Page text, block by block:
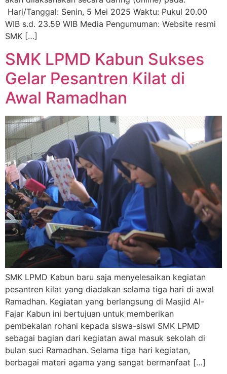
Hari/Tanggal: Senin, 5 Mei 2025 Waktu: Pukul 20.00
WIB s.d. 23.59 WIB Media Pengumuman: Website resmi
SMK […]
SMK LPMD Kabun Sukses
Gelar Pesantren Kilat di
Awal Ramadhan
SMK LPMD Kabun baru saja menyelesaikan kegiatan
pesantren kilat yang diadakan selama tiga hari di awal
Ramadhan. Kegiatan yang berlangsung di Masjid Al-
Fajar Kabun ini bertujuan untuk memberikan
pembekalan rohani kepada siswa-siswi SMK LPMD
sebagai bagian dari kegiatan awal masuk sekolah di
bulan suci Ramadhan. Selama tiga hari kegiatan,
berbagai materi agama yang sangat bermanfaat […]